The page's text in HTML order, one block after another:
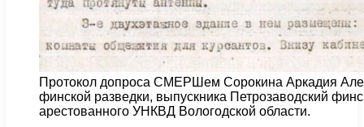
Протокол допроса СМЕРШем Сорокина Аркадия
финской разведки, выпускника Петрозаводский
арестованного УНКВД Вологодской области.